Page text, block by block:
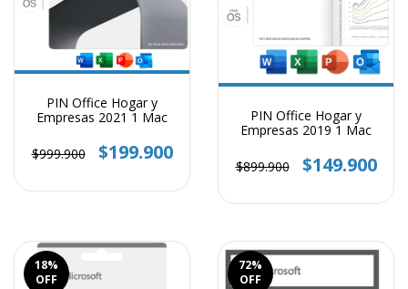
PIN Office Hogar y
Empresas 2021 1 Mac
$999.900 $199.900
PIN Office Hogar y
Empresas 2019 1 Mac
$899.900 $149.900
18%
OFF
72%
OFF